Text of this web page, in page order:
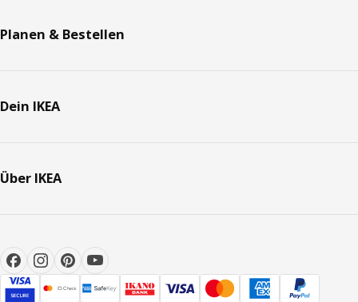
Planen & Bestellen
Dein IKEA
Über IKEA